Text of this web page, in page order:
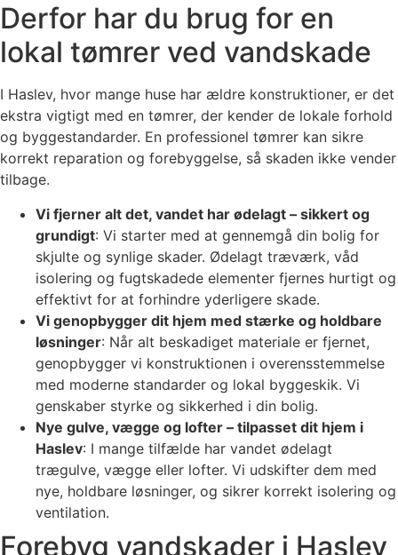
Derfor har du brug for en
lokal tømrer ved vandskade
I Haslev, hvor mange huse har ældre konstruktioner, er det
ekstra vigtigt med en tømrer, der kender de lokale forhold
og byggestandarder. En professionel tømrer kan sikre
korrekt reparation og forebyggelse, så skaden ikke vender
tilbage.
Vi fjerner alt det, vandet har ødelagt – sikkert og
grundigt: Vi starter med at gennemgå din bolig for
skjulte og synlige skader. Ødelagt træværk, våd
isolering og fugtskadede elementer fjernes hurtigt og
effektivt for at forhindre yderligere skade.
Vi genopbygger dit hjem med stærke og holdbare
løsninger: Når alt beskadiget materiale er fjernet,
genopbygger vi konstruktionen i overensstemmelse
med moderne standarder og lokal byggeskik. Vi
genskaber styrke og sikkerhed i din bolig.
Nye gulve, vægge og lofter – tilpasset dit hjem i
Haslev: I mange tilfælde har vandet ødelagt
trægulve, vægge eller lofter. Vi udskifter dem med
nye, holdbare løsninger, og sikrer korrekt isolering og
ventilation.
Forebyg vandskader i Haslev